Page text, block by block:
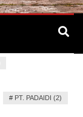
# PT. PADAIDI (2)